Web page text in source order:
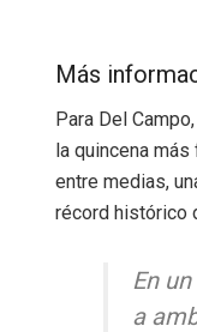
Más
Para Del
la quincena
entre medias,
récord histórico
En
a